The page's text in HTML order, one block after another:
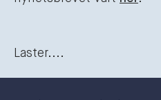
Laster....